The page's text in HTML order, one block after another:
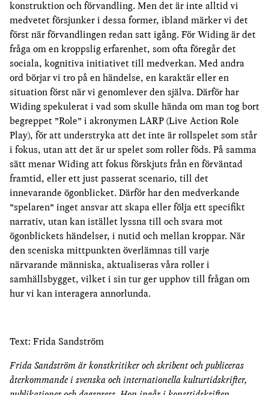
konstruktion och förvandling. Men det är inte alltid vi
medvetet försjunker i dessa former, ibland märker vi det
först när förvandlingen redan satt igång. För Widing är det
fråga om en kroppslig erfarenhet, som ofta föregår det
sociala, kognitiva initiativet till medverkan. Med andra
ord börjar vi tro på en händelse, en karaktär eller en
situation först när vi genomlever den själva. Därför har
Widing spekulerat i vad som skulle hända om man tog bort
begreppet ”Role” i akronymen LARP (Live Action Role
Play), för att understryka att det inte är rollspelet som står
i fokus, utan att det är ur spelet som roller föds. På samma
sätt menar Widing att fokus förskjuts från en förväntad
framtid, eller ett just passerat scenario, till det
innevarande ögonblicket. Därför har den medverkande
”spelaren” inget ansvar att skapa eller följa ett specifikt
narrativ, utan kan istället lyssna till och svara mot
ögonblickets händelser, i nutid och mellan kroppar. När
den sceniska mittpunkten överlämnas till varje
närvarande människa, aktualiseras våra roller i
samhällsbygget, vilket i sin tur ger upphov till frågan om
hur vi kan interagera annorlunda.
Text: Frida Sandström
Frida Sandström är konstkritiker och skribent och publiceras
återkommande i svenska och internationella kulturtidskrifter,